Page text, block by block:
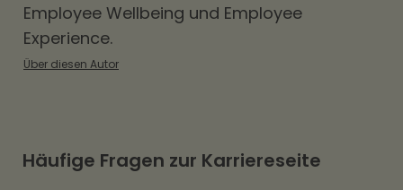
Employee Wellbeing und Employee
Experience.
Über diesen Autor
Häufige Fragen zur Karriereseite